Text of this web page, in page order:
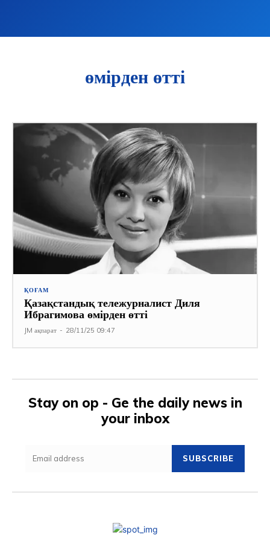
өмірден өтті
ҚОҒАМ
Қазақстандық тележурналист Диля
Ибрагимова өмірден өтті
JM ақпарат - 28/11/25 09:47
Stay on op - Ge the daily news in
your inbox
SUBSCRIBE